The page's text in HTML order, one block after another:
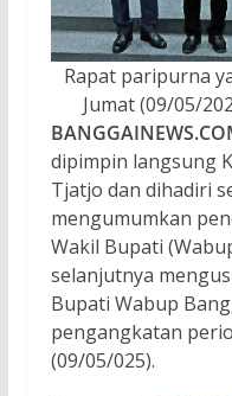
Rapat paripurna
Jumat (09/05/
dipimpin langsung
Tjatjo dan dihadiri
mengumumkan
Wakil Bupati
selanjutnya
Bupati Wabup
pengangkatan
(09/05/025).